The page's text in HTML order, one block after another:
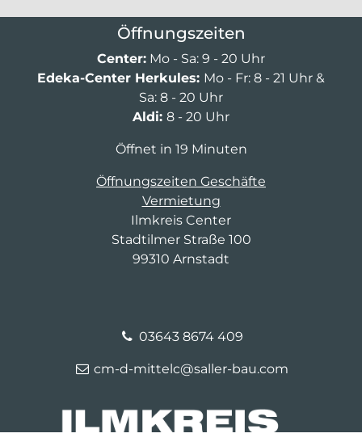
Öffnungszeiten
Center: Mo - Sa: 9 - 20 Uhr
Edeka-Center Herkules: Mo - Fr: 8 - 21 Uhr &
Sa: 8 - 20 Uhr
Aldi: 8 - 20 Uhr
Öffnet in 19 Minuten
Öffnungszeiten Geschäfte
Vermietung
Ilmkreis Center
Stadtilmer Straße 100
99310 Arnstadt
03643 8674 409
cm-d-mittelc@saller-bau.com